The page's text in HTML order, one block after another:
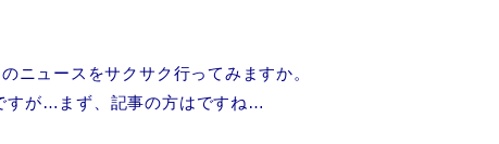
ニュースをサクサク行ってみますか。
すが…まず、記事の方はですね…